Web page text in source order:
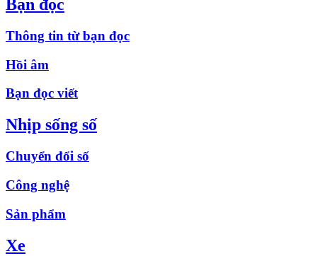
Bạn đọc
Thông tin từ bạn đọc
Hồi âm
Bạn đọc viết
Nhịp sống số
Chuyển đổi số
Công nghệ
Sản phẩm
Xe